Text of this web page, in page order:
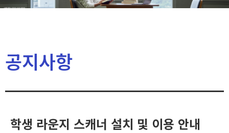
공지사항
학생 라운지 스캐너 설치 및 이용 안내